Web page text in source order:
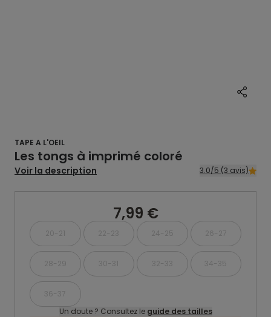
TAPE A L'OEIL
Les tongs à imprimé coloré
Voir la description 3.0/5 (3 avis)
7,99 €
20-21 22-23 24-25 26-27
28-29 30-31 32-33 34-35
36-37
Un doute ? Consultez le guide des tailles